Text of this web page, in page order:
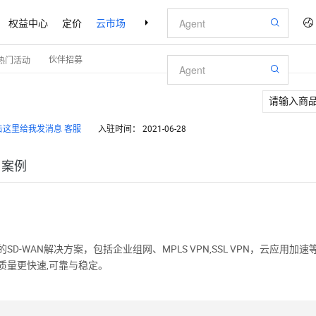
权益中心 定价 云市场 合作伙伴 支持与服务 了解阿里云
门活动 伙伴招募
客服 入驻时间： 2021-06-28
例
WAN解决方案，包括企业组网、MPLS VPN,SSL VPN，云应用加
更快速,可靠与稳定。